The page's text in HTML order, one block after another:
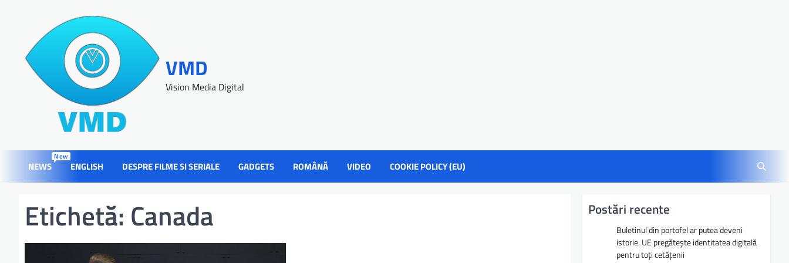
VMD
Vision Media Digital
NEWS
New
ENGLISH DESPRE FILME SI SERIALE GADGETS ROMÂNĂ VIDEO COOKIE POLICY (EU)
Etichetă: Canada Postări recente
Buletinul din portofel ar putea deveni
istorie. UE pregătește identitatea digitală
pentru toți cetățenii